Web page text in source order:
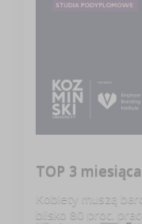
TOP 3 miesiąca
Kobiety muszą
blisko 80 proc.